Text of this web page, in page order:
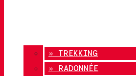
» TREKKING
» RADONNÉE